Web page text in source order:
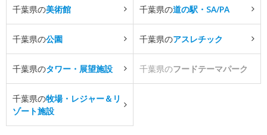
千葉県の美術館 千葉県の道の駅・SA/PA
千葉県の公園 千葉県のアスレチック
千葉県のタワー・展望施設 千葉県のフードテーマパーク
千葉県の牧場・レジャー＆リ
ゾート施設